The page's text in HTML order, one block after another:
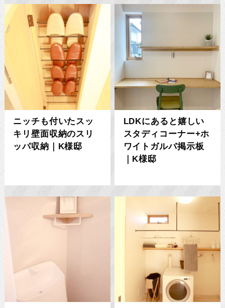
ニッチも付いたスッ
キリ壁面収納のスリ
ッパ収納｜K様邸
LDKにあると嬉しい
スタディコーナー+ホ
ワイトガルバ掲示板
｜K様邸